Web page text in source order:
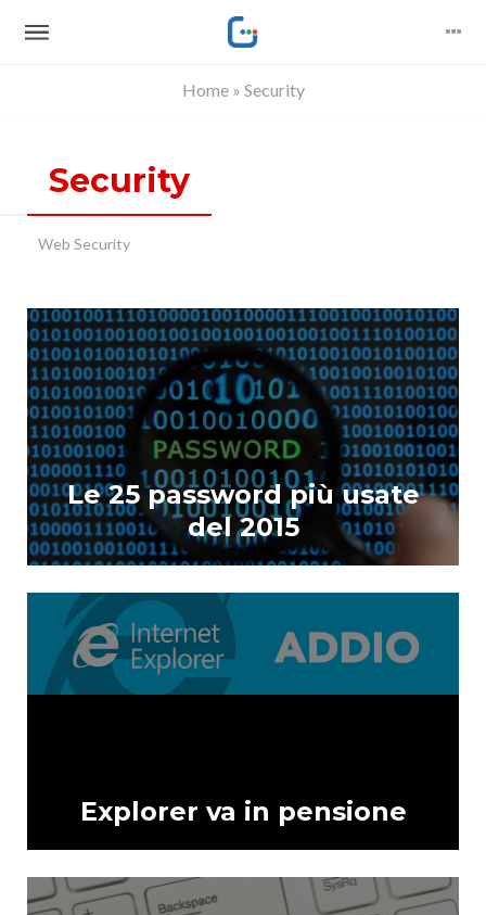
Home» Security
Security
Web Security
Le 25 password più usate
del 2015
Explorer va in pensione
Pagine